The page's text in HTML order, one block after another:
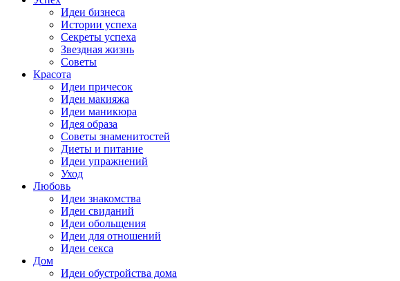
Идеи бизнеса
Истории успеха
Секреты успеха
Звездная жизнь
Советы
Красота
Идеи причесок
Идеи макияжа
Идеи маникюра
Идея образа
Советы знаменитостей
Диеты и питание
Идеи упражнений
Уход
Любовь
Идеи знакомства
Идеи свиданий
Идеи обольщения
Идеи для отношений
Идеи секса
Дом
Идеи обустройства дома